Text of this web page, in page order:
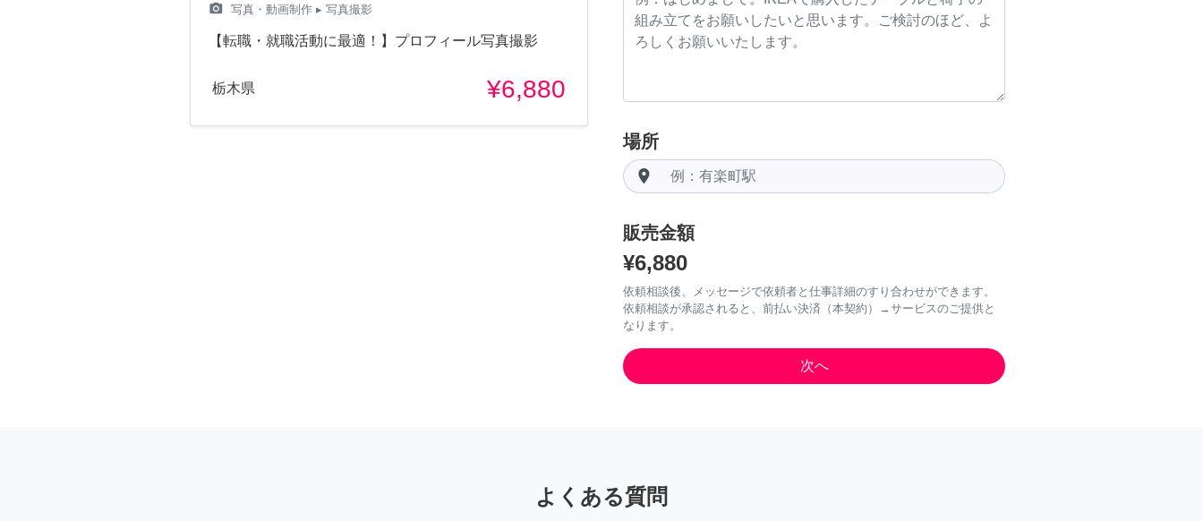
camera_alt 写真・動画制作 ▸ 写真撮影
【転職・就職活動に最適！】プロフィール写真撮影
栃木県 ¥6,880
場所
room
販売金額
¥6,880
依頼相談後、メッセージで依頼者と仕事詳細のすり合わせができます。
依頼相談が承認されると、前払い決済（本契約）→サービスのご提供と
なります。
よくある質問